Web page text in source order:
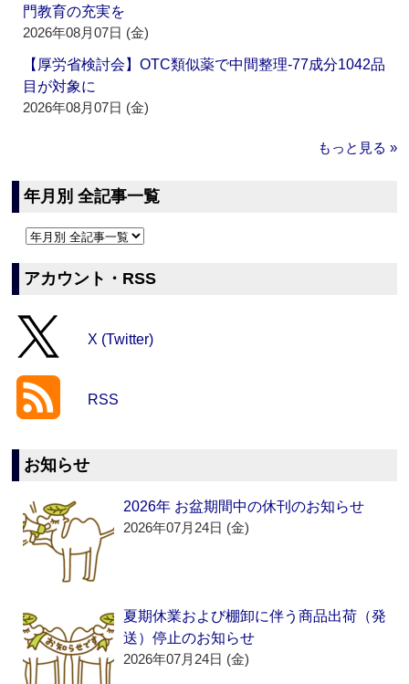
門教育の充実を
2026年08月07日 (金)
【厚労省検討会】OTC類似薬で中間整理‐77成分1042品
目が対象に
2026年08月07日 (金)
もっと見る »
年月別 全記事一覧
アカウント・RSS
X (Twitter)
RSS
お知らせ
2026年 お盆期間中の休刊のお知らせ
2026年07月24日 (金)
夏期休業および棚卸に伴う商品出荷（発
送）停止のお知らせ
2026年07月24日 (金)